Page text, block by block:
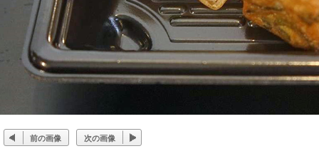
前の画像 次の画像